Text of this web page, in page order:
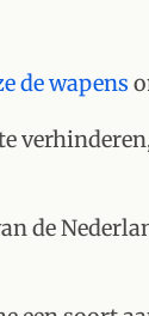
de wapens
de